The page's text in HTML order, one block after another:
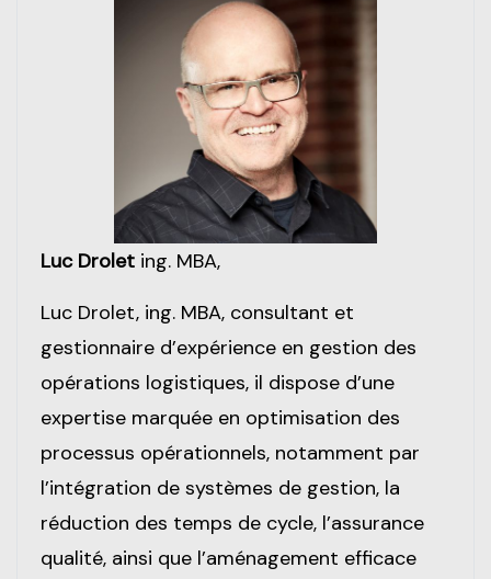
Luc Drolet ing. MBA,
Luc Drolet, ing. MBA, consultant et
gestionnaire d’expérience en gestion des
opérations logistiques, il dispose d’une
expertise marquée en optimisation des
processus opérationnels, notamment par
l’intégration de systèmes de gestion, la
réduction des temps de cycle, l’assurance
qualité, ainsi que l’aménagement efficace